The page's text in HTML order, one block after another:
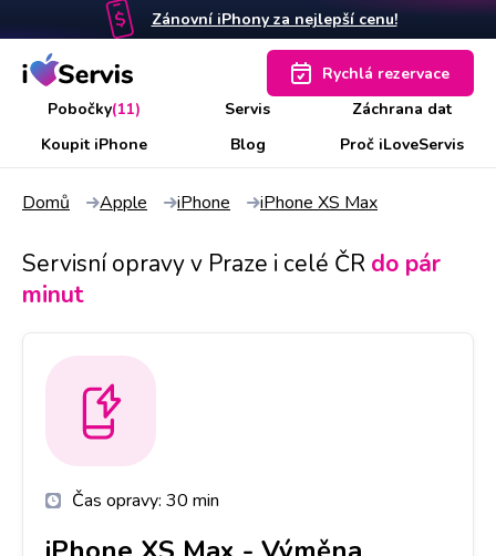
Zánovní iPhony za nejlepší cenu!
Pobočky(11) Servis
Záchrana dat
Koupit iPhone
Blog Proč iLoveServis
Rychlá rezervace
Domů Apple iPhone iPhone XS Max
Servisní opravy v Praze i celé ČR do pár
minut
Čas opravy: 30 min